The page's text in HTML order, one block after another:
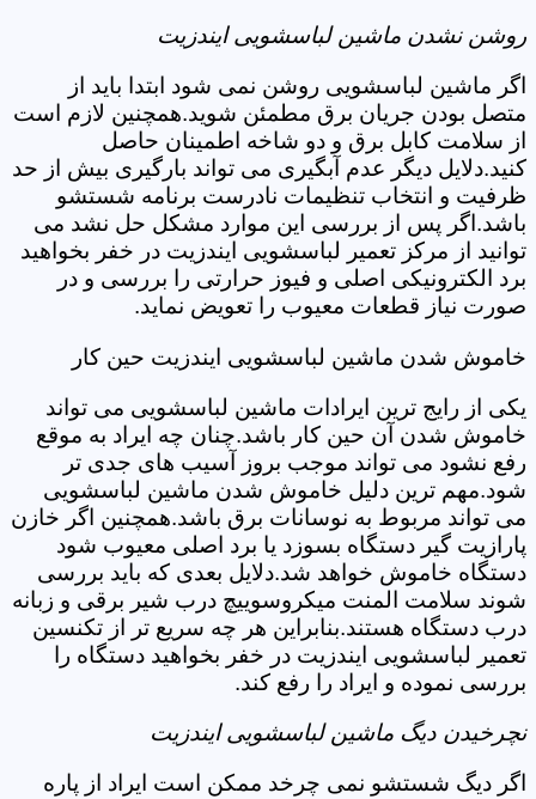
روشن نشدن ماشین لباسشویی ایندزیت
اگر ماشین لباسشویی روشن نمی شود ابتدا باید از
متصل بودن جریان برق مطمئن شوید.همچنین لازم است
از سلامت کابل برق و دو شاخه اطمینان حاصل
کنید.دلایل دیگر عدم آبگیری می تواند بارگیری بیش از حد
ظرفیت و انتخاب تنظیمات نادرست برنامه شستشو
باشد.اگر پس از بررسی این موارد مشکل حل نشد می
توانید از مرکز تعمیر لباسشویی ایندزیت در خفر بخواهید
برد الکترونیکی اصلی و فیوز حرارتی را بررسی و در
صورت نیاز قطعات معیوب را تعویض نماید.
خاموش شدن ماشین لباسشویی ایندزیت حین کار
یکی از رایج ترین ایرادات ماشین لباسشویی می تواند
خاموش شدن آن حین کار باشد.چنان چه ایراد به موقع
رفع نشود می تواند موجب بروز آسیب های جدی تر
شود.مهم ترین دلیل خاموش شدن ماشین لباسشویی
می تواند مربوط به نوسانات برق باشد.همچنین اگر خازن
پارازیت گیر دستگاه بسوزد یا برد اصلی معیوب شود
دستگاه خاموش خواهد شد.دلایل بعدی که باید بررسی
شوند سلامت المنت میکروسوییچ درب شیر برقی و زبانه
درب دستگاه هستند.بنابراین هر چه سریع تر از تکنسین
تعمیر لباسشویی ایندزیت در خفر بخواهید دستگاه را
بررسی نموده و ایراد را رفع کند.
نچرخیدن دیگ ماشین لباسشویی ایندزیت
اگر دیگ شستشو نمی چرخد ممکن است ایراد از پاره